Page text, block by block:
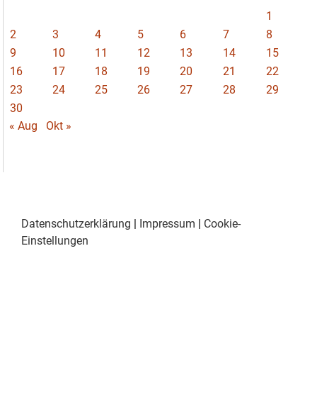
1
2
3 4 5 6 7
8
9
10 11 12 13 14
15
16
17 18 19 20 21
22
23
24 25 26 27 28
29
30
« Aug
Okt »
Datenschutzerklärung | Impressum | Cookie-
Einstellungen